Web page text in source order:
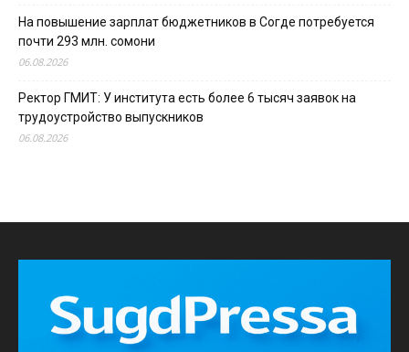
На повышение зарплат бюджетников в Согде потребуется
почти 293 млн. сомони
06.08.2026
Ректор ГМИТ: У института есть более 6 тысяч заявок на
трудоустройство выпускников
06.08.2026